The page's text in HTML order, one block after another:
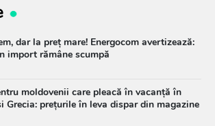
dar la preț mare! Energocom avertizează:
import rămâne scumpă
moldovenii care pleacă în vacanță în
Grecia: prețurile în leva dispar din magazine